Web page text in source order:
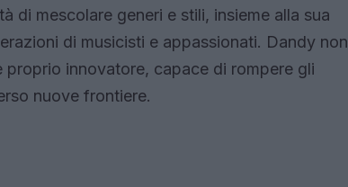
di mescolare generi e stili, insieme alla sua
di musicisti e appassionati. Dandy non
innovatore, capace di rompere gli
nuove frontiere.